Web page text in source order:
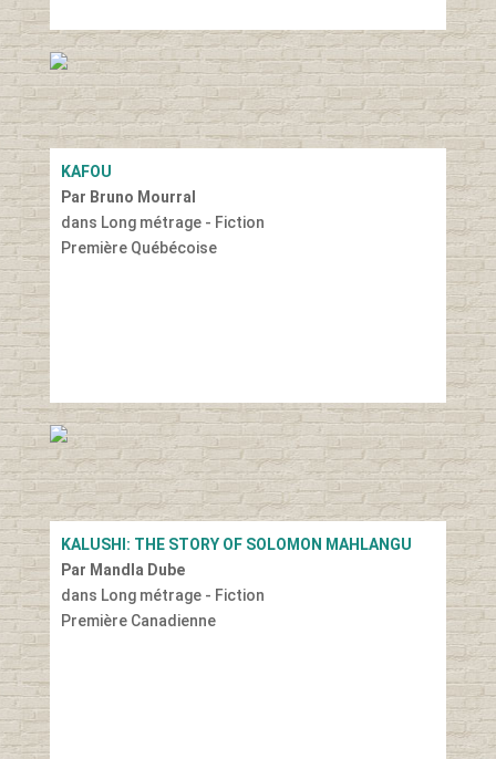
KAFOU
Par Bruno Mourral
dans Long métrage - Fiction
Première Québécoise
KALUSHI: THE STORY OF SOLOMON MAHLANGU
Par Mandla Dube
dans Long métrage - Fiction
Première Canadienne